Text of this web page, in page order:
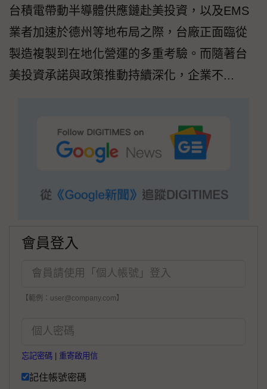
台積電帶動半導體供應鏈赴美投資，以及EMS
業者加速於德州等地布局之際，台廠正面臨從
製造複製到在地化營運的多重考驗。而隨著台
美投資承諾與政策推動持續深化，企業不...
會員登入
【範例：user@company.com】
忘記密碼 重寄啟用信
記住帳號密碼